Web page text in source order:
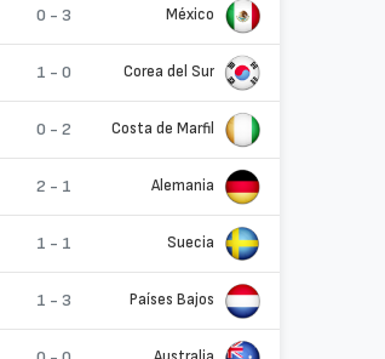
0 - 3 México
1 - 0 Corea del Sur
0 - 2 Costa de Marfil
2 - 1 Alemania
1 - 1 Suecia
1 - 3 Países Bajos